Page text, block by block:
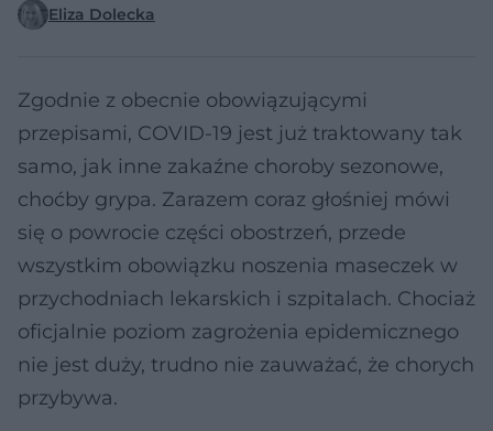
Eliza Dolecka
Zgodnie z obecnie obowiązującymi
przepisami, COVID-19 jest już traktowany tak
samo, jak inne zakaźne choroby sezonowe,
choćby grypa. Zarazem coraz głośniej mówi
się o powrocie części obostrzeń, przede
wszystkim obowiązku noszenia maseczek w
przychodniach lekarskich i szpitalach. Chociaż
oficjalnie poziom zagrożenia epidemicznego
nie jest duży, trudno nie zauważać, że chorych
przybywa.